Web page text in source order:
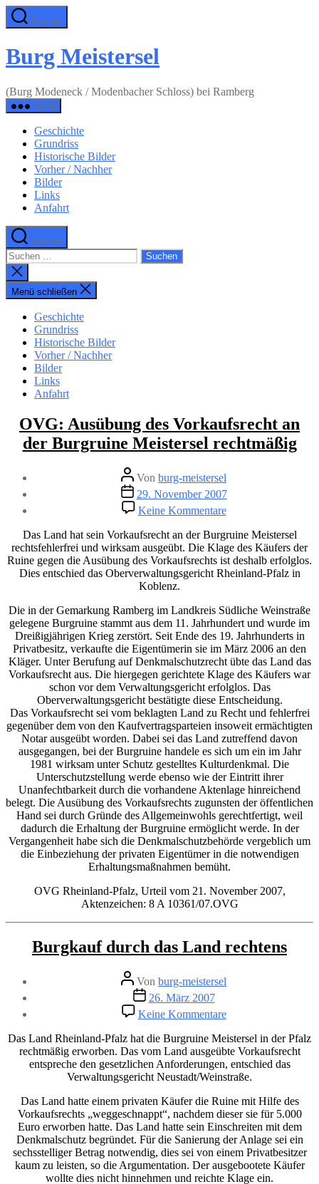
Zum
Inhalt Suchen
Burg Meistersel
(Burg Modeneck / Modenbacher Schloss) bei Ramberg
Menü
Geschichte
Grundriss
Historische Bilder
Vorher / Nachher
Bilder
Links
Anfahrt
Suchen
Suchen
nach:
Suche
schließen
Menü schließen
Geschichte
Grundriss
Historische Bilder
Vorher / Nachher
Bilder
Links
Anfahrt
Kategorien
OVG: Ausübung des Vorkaufsrecht an
der Burgruine Meistersel rechtmäßig
Beitragsautor
Von burg-meistersel
Veröffentlichungsdatum
29. November 2007
Keine Kommentarezu
OVG:
Ausübung
des
Vorkaufsrecht
an
Meistersel
rechtmäßig
Das Land hat sein Vorkaufsrecht an der Burgruine Meistersel
rechtsfehlerfrei und wirksam ausgeübt. Die Klage des Käufers der
Ruine gegen die Ausübung des Vorkaufsrechts ist deshalb erfolglos.
Dies entschied das Oberverwaltungsgericht Rheinland-Pfalz in
Koblenz.
Die in der Gemarkung Ramberg im Landkreis Südliche Weinstraße
gelegene Burgruine stammt aus dem 11. Jahrhundert und wurde im
Dreißigjährigen Krieg zerstört. Seit Ende des 19. Jahrhunderts in
Privatbesitz, verkaufte die Eigentümerin sie im März 2006 an den
Kläger. Unter Berufung auf Denkmalschutzrecht übte das Land das
Vorkaufsrecht aus. Die hiergegen gerichtete Klage des Käufers war
schon vor dem Verwaltungsgericht erfolglos. Das
Oberverwaltungsgericht bestätigte diese Entscheidung.
Das Vorkaufsrecht sei vom beklagten Land zu Recht und fehlerfrei
gegenüber dem von den Kaufvertragsparteien insoweit ermächtigten
Notar ausgeübt worden. Dabei sei das Land zutreffend davon
ausgegangen, bei der Burgruine handele es sich um ein im Jahr
1981 wirksam unter Schutz gestelltes Kulturdenkmal. Die
Unterschutzstellung werde ebenso wie der Eintritt ihrer
Unanfechtbarkeit durch die vorhandene Aktenlage hinreichend
belegt. Die Ausübung des Vorkaufsrechts zugunsten der öffentlichen
Hand sei durch Gründe des Allgemeinwohls gerechtfertigt, weil
dadurch die Erhaltung der Burgruine ermöglicht werde. In der
Vergangenheit habe sich die Denkmalschutzbehörde vergeblich um
die Einbeziehung der privaten Eigentümer in die notwendigen
Erhaltungsmaßnahmen bemüht.
OVG Rheinland-Pfalz, Urteil vom 21. November 2007,
Aktenzeichen: 8 A 10361/07.OVG
Kategorien
Burgkauf durch das Land rechtens
Beitragsautor
Von burg-meistersel
Veröffentlichungsdatum
26. März 2007
Keine Kommentarezu
Burgkauf
durch
das
Land
rechtens
Das Land Rheinland-Pfalz hat die Burgruine Meistersel in der Pfalz
rechtmäßig erworben. Das vom Land ausgeübte Vorkaufsrecht
entspreche den gesetzlichen Anforderungen, entschied das
Verwaltungsgericht Neustadt/Weinstraße.
Das Land hatte einem privaten Käufer die Ruine mit Hilfe des
Vorkaufsrechts „weggeschnappt“, nachdem dieser sie für 5.000
Euro erworben hatte. Das Land hatte sein Einschreiten mit dem
Denkmalschutz begründet. Für die Sanierung der Anlage sei ein
sechsstelliger Betrag notwendig, dies sei von einem Privatbesitzer
kaum zu leisten, so die Argumentation. Der ausgebootete Käufer
wollte dies nicht hinnehmen und reichte Klage ein.